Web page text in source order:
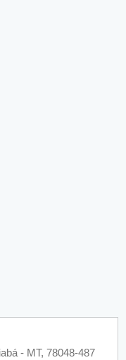
- MT, 78048-487